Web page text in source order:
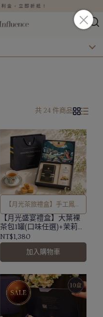
共 24 件商品
【月光茶旅禮盒】手工鳳梨
酥 7 入+茶罐 1 罐（口味任
選）(附贈提袋)
【月光盛宴禮盒】大葉裸
茶包1罐(口味任選)+茉莉花
百香鳳梨酥7顆
NT$1,380
加入購物車